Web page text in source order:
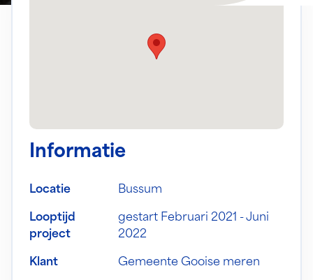
Informatie
Locatie Bussum
Looptijd
project
gestart Februari 2021 - Juni
2022
Klant Gemeente Gooise meren